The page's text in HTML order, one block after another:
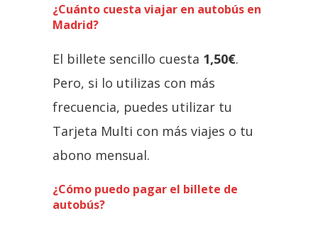
¿Cuánto cuesta viajar en autobús en
Madrid?
El billete sencillo cuesta 1,50€.
Pero, si lo utilizas con más
frecuencia, puedes utilizar tu
Tarjeta Multi con más viajes o tu
abono mensual.
¿Cómo puedo pagar el billete de
autobús?